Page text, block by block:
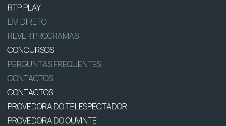
RTP PLAY
EM DIRETO
REVER PROGRAMAS
CONCURSOS
PERGUNTAS FREQUENTES
CONTACTOS
CONTACTOS
PROVEDORA DO TELESPECTADOR
PROVEDORA DO OUVINTE